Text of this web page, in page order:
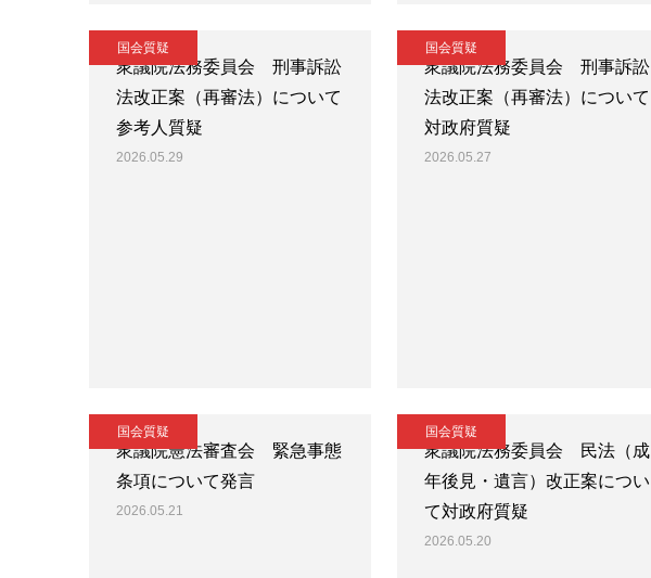
国会質疑
衆議院法務委員会 刑事訴訟
法改正案（再審法）について
参考人質疑
2026.05.29
国会質疑
衆議院法務委員会 刑事訴訟
法改正案（再審法）について
対政府質疑
2026.05.27
国会質疑
衆議院憲法審査会 緊急事態
条項について発言
2026.05.21
国会質疑
衆議院法務委員会 民法（成
年後見・遺言）改正案につい
て対政府質疑
2026.05.20